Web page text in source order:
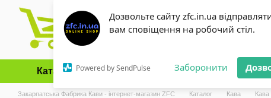
Дозвольте сайту zfc.in.ua
вам сповіщення на робочий стіл.
Powered by SendPulse Заборонити
Перейти до основного контенту
Каталог Оплата і доставка Обмін та повернення
Закарпатська Фабрика Кави - інтернет-магазин ZFC Каталог Кава Кава